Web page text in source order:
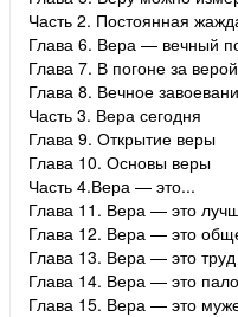
Часть 2. Постоянная
Глава 6. Вера — вечный
Глава 7. В погоне за верой
Глава 8. Вечное
Часть 3. Вера сегодня
Глава 9. Открытие веры
Глава 10. Основы веры
Часть 4.Вера — это...
Глава 11. Вера — это
Глава 12. Вера — это
Глава 13. Вера — это труд
Глава 14. Вера — это
Глава 15. Вера — это